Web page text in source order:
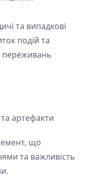
та випадкові
подій та
переживань
артефакти
що
та важливість